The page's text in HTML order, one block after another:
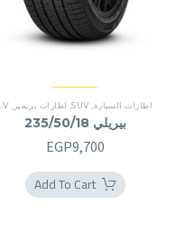
اطارات السيارة SUV
, اطارات بريمير SUV
بيريلي 235/50/18
EGP9,700
Add To Cart